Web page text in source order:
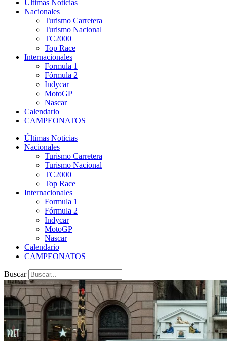
Últimas Noticias
Nacionales
Turismo Carretera
Turismo Nacional
TC2000
Top Race
Internacionales
Formula 1
Fórmula 2
Indycar
MotoGP
Nascar
Calendario
CAMPEONATOS
Últimas Noticias
Nacionales
Turismo Carretera
Turismo Nacional
TC2000
Top Race
Internacionales
Formula 1
Fórmula 2
Indycar
MotoGP
Nascar
Calendario
CAMPEONATOS
Buscar